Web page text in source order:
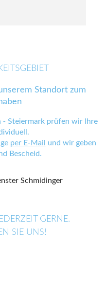
Standort zum
- Steiermark prüfen wir Ihre
per E-Mail
und wir geben
Bescheid.
GERNE.
SIE UNS!